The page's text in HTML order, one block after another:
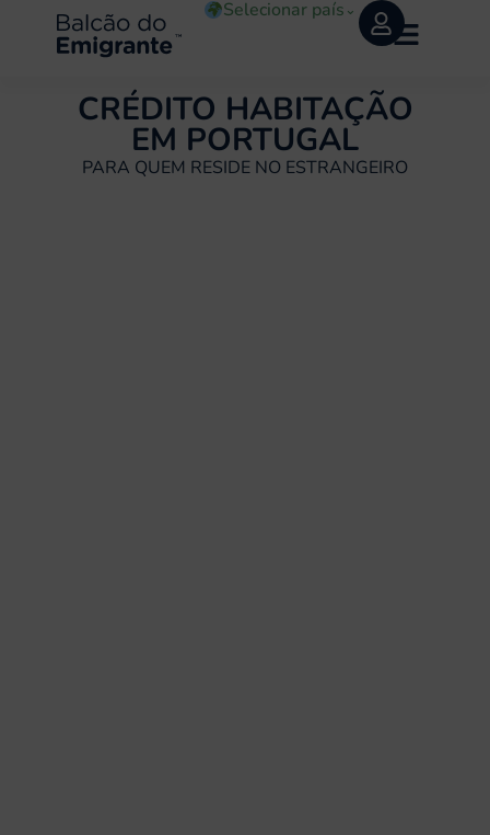
Selecionar país ⌄
CRÉDITO HABITAÇÃO
EM PORTUGAL
PARA QUEM RESIDE NO ESTRANGEIRO